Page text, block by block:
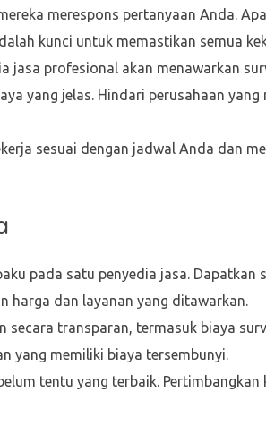
merespons pertanyaan Anda.
kunci untuk memastikan semua
jasa profesional akan menawarkan
yang jelas. Hindari perusahaan yang
sesuai dengan jadwal Anda dan
pada satu penyedia jasa. Dapatkan
harga dan layanan yang ditawarkan.
secara transparan, termasuk biaya
yang memiliki biaya tersembunyi.
tentu yang terbaik. Pertimbangkan